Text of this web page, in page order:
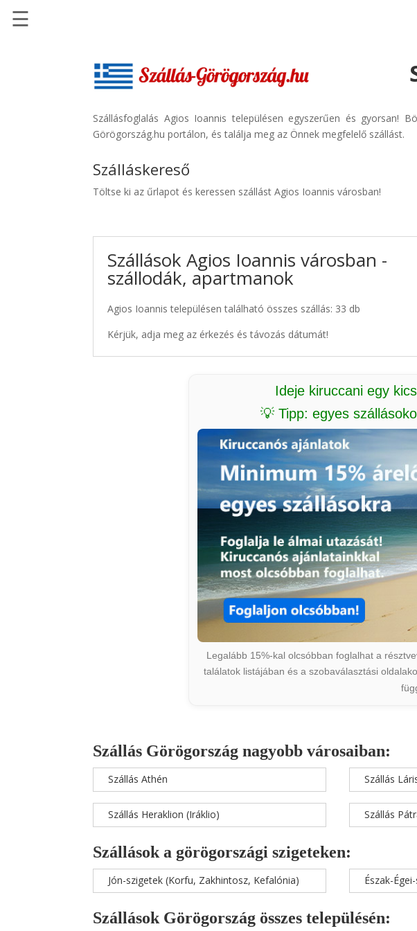
Szállásinfo.eu
Repülőjegy
Autóbérlés
☰
Szállásfoglalás Agios Ioannis településen egyszerűen és gyorsan!
Görögország.hu portálon, és találja meg az Önnek megfelelő szállást.
Szálláskereső
Töltse ki az űrlapot és keressen szállást Agios Ioannis városban!
Szállások Agios Ioannis városban -
szállodák, apartmanok
Agios Ioannis településen található összes szállás: 33 db
Kérjük, adja meg az érkezés és távozás dátumát!
Ideje kiruccani egy
💡 Tipp: egyes
Legalább 15%-kal olcsóbban foglalhat a
találatok listájában és a szobaválasztási
Szállás Görögország nagyobb városaiban:
Szállás Athén
Szállás Heraklion (Iráklio)
Szállás
Szállás
Szállások a görögországi szigeteken:
Jón-szigetek (Korfu, Zakhintosz, Kefalónia) Észak-
Szállások Görögország összes településén: